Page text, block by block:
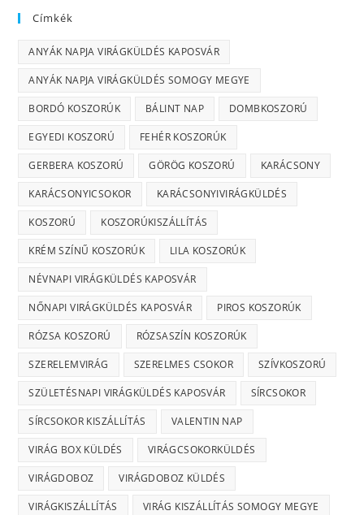
Címkék
ANYÁK NAPJA VIRÁGKÜLDÉS KAPOSVÁR
ANYÁK NAPJA VIRÁGKÜLDÉS SOMOGY MEGYE
BORDÓ KOSZORÚK BÁLINT NAP DOMBKOSZORÚ
EGYEDI KOSZORÚ FEHÉR KOSZORÚK
GERBERA KOSZORÚ GÖRÖG KOSZORÚ KARÁCSONY
KARÁCSONYICSOKOR KARÁCSONYIVIRÁGKÜLDÉS
KOSZORÚ KOSZORÚKISZÁLLÍTÁS
KRÉM SZÍNŰ KOSZORÚK LILA KOSZORÚK
NÉVNAPI VIRÁGKÜLDÉS KAPOSVÁR
NŐNAPI VIRÁGKÜLDÉS KAPOSVÁR PIROS KOSZORÚK
RÓZSA KOSZORÚ RÓZSASZÍN KOSZORÚK
SZERELEMVIRÁG SZERELMES CSOKOR SZÍVKOSZORÚ
SZÜLETÉSNAPI VIRÁGKÜLDÉS KAPOSVÁR SÍRCSOKOR
SÍRCSOKOR KISZÁLLÍTÁS VALENTIN NAP
VIRÁG BOX KÜLDÉS VIRÁGCSOKORKÜLDÉS
VIRÁGDOBOZ VIRÁGDOBOZ KÜLDÉS
VIRÁGKISZÁLLÍTÁS VIRÁG KISZÁLLÍTÁS SOMOGY MEGYE